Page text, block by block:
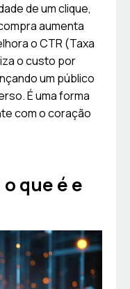
de um clique,
aumenta
o CTR (Taxa
o custo por
um público
É uma forma
com o coração
que é e